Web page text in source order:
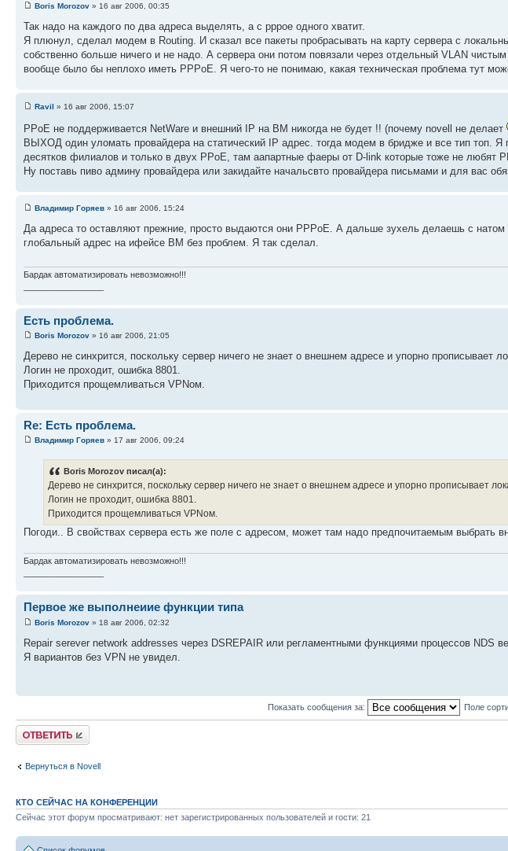
Boris Morozov » 16 авг 2006, 00:35
Так надо на каждого по два адреса выделять, а с pppoe одного хватит.
Я плюнул, сделал модем в Routing. И сказал все пакеты пробрасывать на карту сервера с
собственно больше ничего и не надо. А сервера они потом повязали через отдельный VLAN
вообще было бы неплохо иметь PPPoE. Я чего-то не понимаю, какая техническая проблема тут
Ravil » 16 авг 2006, 15:07
PPoE не поддерживается NetWare и внешний IP на BM никогда не будет !! (почему novell не делает
ВЫХОД один уломать провайдера на статический IP адрес. тогда модем в бридже и все тип топ. Я
десятков филиалов и только в двух PPоE, там аапартные фаеры от D-link которые тоже не любят
Ну поставь пиво админу провайдера или закидайте начальсвто провайдера письмами и для вас
Владимир Горяев » 16 авг 2006, 15:24
Да адреса то оставляют прежние, просто выдаются они PPPoE. А дальше зухель делаешь с
глобальный адрес на ифейсе BM без проблем. Я так сделал.
Бардак автоматизировать невозможно!!!
Есть проблема.
Boris Morozov » 16 авг 2006, 21:05
Дерево не синхрится, поскольку сервер ничего не знает о внешнем адресе и упорно прописывает
Логин не проходит, ошибка 8801.
Приходится прощемливаться VPNом.
Re: Есть проблема.
Владимир Горяев » 17 авг 2006, 09:24
Boris Morozov писал(а):
Дерево не синхрится, поскольку сервер ничего не знает о внешнем адресе и упорно прописывает
Логин не проходит, ошибка 8801.
Приходится прощемливаться VPNом.
Погоди.. В свойствах сервера есть же поле с адресом, может там надо предпочитаемым выбрать
Бардак автоматизировать невозможно!!!
Первое же выполнеиие функции типа
Boris Morozov » 18 авг 2006, 02:32
Repair serever network addresses через DSREPAIR или регламентными функциями процессов NDS
Я вариантов без VPN не увидел.
Показать сообщения за: Поле
Ответить
Вернуться в Novell
КТО СЕЙЧАС НА КОНФЕРЕНЦИИ
Сейчас этот форум просматривают: нет зарегистрированных пользователей и гости: 21